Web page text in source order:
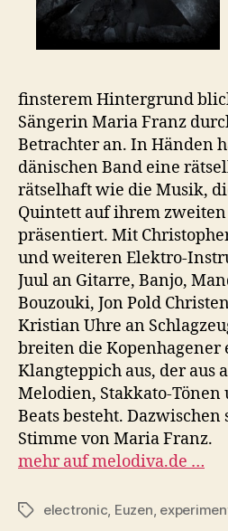
finsterem Hintergrund
Sängerin Maria Franz
Betrachter an. In Händen
dänischen Band eine
rätselhaft wie die Musik,
Quintett auf ihrem zweiten
präsentiert. Mit
und weiteren Elektro-
Juul an Gitarre, Banjo,
Bouzouki, Jon Pold
Kristian Uhre an
breiten die
Klangteppich aus, der aus
Melodien, Stakkato-
Beats besteht.
Stimme von Maria Franz.
mehr auf melodiva.de …
Schlagwörter
electronic Euzen